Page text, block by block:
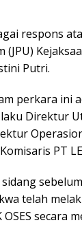
respons
(JPU)
Putri.
perkara ini
Direktur
PT
telah
secara